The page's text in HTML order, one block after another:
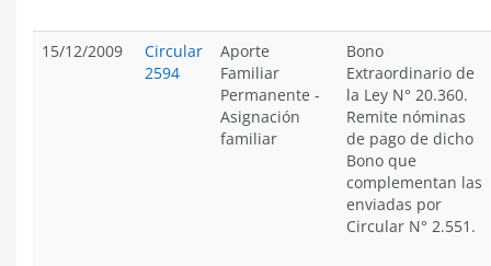
15/12/2009
Circular
2594
Aporte
Familiar
Permanente -
Asignación
familiar
Bono
Extraordinario de
la Ley N° 20.360.
Remite nóminas
de pago de dicho
Bono que
complementan las
enviadas por
Circular N° 2.551.